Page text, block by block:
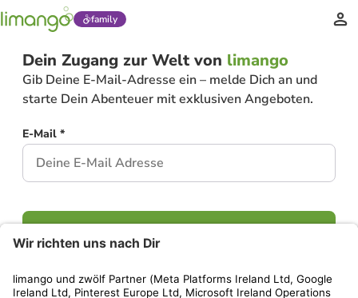
family
Dein Zugang zur Welt von limango
Gib Deine E-Mail-Adresse ein – melde Dich an und
starte Dein Abenteuer mit exklusiven Angeboten.
E-Mail *
Weiter